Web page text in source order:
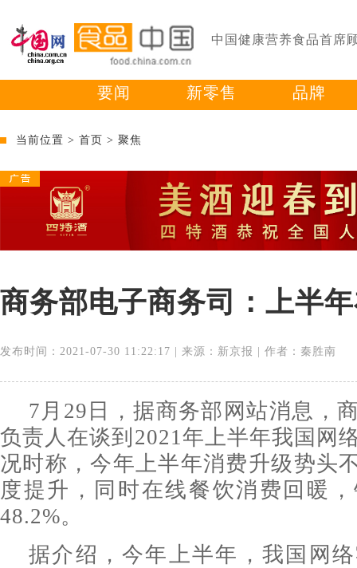
中国健康营养食品首席
要闻 新零售 品牌
当前位置 > 首页 > 聚焦
商务部电子商务司：上半
发布时间：2021-07-30 11:22:17 | 来源：新京报 | 作者：秦胜南
7月29日，据商务部网站消息，
负责人在谈到2021年上半年我国网
况时称，今年上半年消费升级势头
度提升，同时在线餐饮消费回暖
48.2%。
据介绍，今年上半年，我国网